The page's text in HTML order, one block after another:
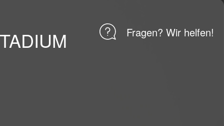
Fragen? Wir helfen!